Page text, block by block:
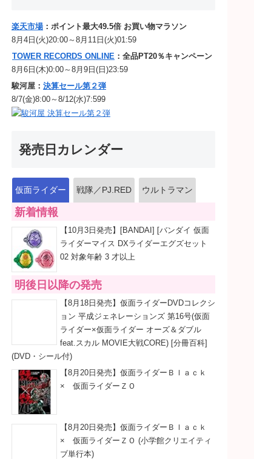
楽天市場 ：ポイント最大49.5倍 お買い物マラソン
8月4日(火)20:00～8月11日(火)01:59
TOWER RECORDS ONLINE ：全品PT20％キャンペーン
8月6日(木)0:00～8月9日(日)23:59
駿河屋： 決算セール第２弾
8/7(金)8:00～8/12(水)7:599
発売日カレンダー
仮面ライダー 戦隊／PJ.RED ウルトラマン
新着情報
【10月3日発売】[BANDAI] [バンダイ 仮面
ライダーマイス DXライダーエグズセット
02 対象年齢 3 才以上
明後日以降の発売
【8月18日発売】仮面ライダーDVDコレクシ
ョン 平成ジェネレーションズ 第16号(仮面
ライダー×仮面ライダー オーズ＆ダブル
feat.スカル MOVIE大戦CORE) [分冊百科]
(DVD・シール付)
【8月20日発売】仮面ライダーＢｌａｃｋ
× 仮面ライダーＺＯ
【8月20日発売】仮面ライダーＢｌａｃｋ
× 仮面ライダーＺＯ (小学館クリエイティ
ブ単行本)